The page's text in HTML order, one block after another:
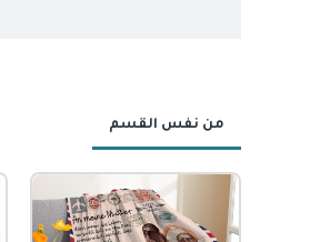
من نفس القسم